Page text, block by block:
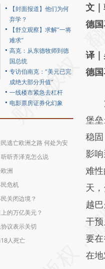
【封面报道】他们为何
弃学？
【舒立观察】求解“一将
难求”
高克：从东德牧师到德
国总统
专访伯南克：“美元已完
成绝大部分升值”
一线楼市紧急去杠杆
电影票房证券化幻象
民逃亡欧洲之路 何处为安
听听齐泽克怎么说
洲
民危机
关闭边境？
的万亿美元？
议表示关切
人死亡
成
新
文
德
译
德
第
堡
稳
影
难
天
越
干
要
在地